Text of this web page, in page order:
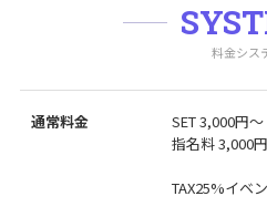
料金シス
通常料金
SET 3,000円〜
指名料 3,000円
TAX25%イベ